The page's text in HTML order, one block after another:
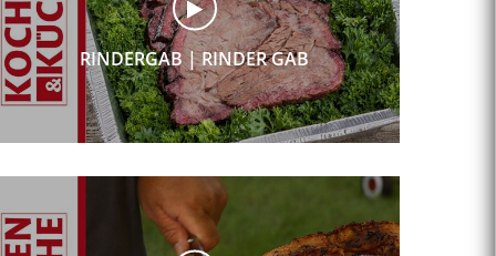
RINDERGAB | RINDER GAB